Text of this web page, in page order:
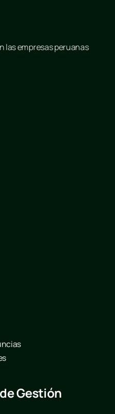
las empresas peruanas
Gestión